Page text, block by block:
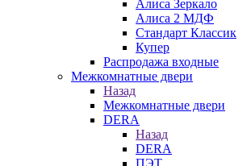
Алиса Зеркало
Алиса 2 МДФ
Стандарт Классик
Купер
Распродажа входные
Межкомнатные двери
Назад
Межкомнатные двери
DERA
Назад
DERA
ПЭТ